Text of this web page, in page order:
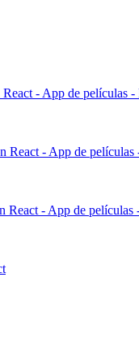
- App de películas -
React - App de películas
React - App de películas